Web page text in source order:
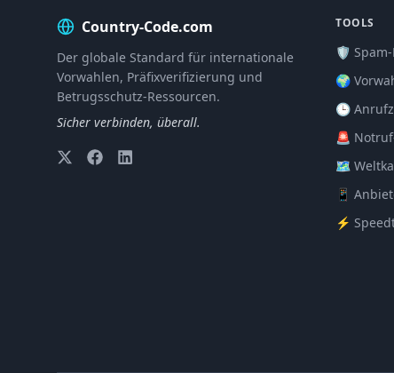
Country-Code.com
Der globale Standard für internationale
Vorwahlen, Präfixverifizierung und
Betrugsschutz-Ressourcen.
Sicher verbinden, überall.
TOOLS
🛡️ Spam-
🌍
🕒
🚨
🗺️
📱
⚡